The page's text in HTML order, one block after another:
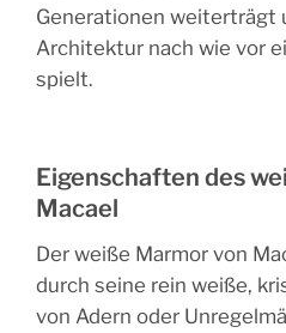
Generationen weiterträgt
Architektur nach wie vor
spielt.
Eigenschaften des
Macael
Der weiße Marmor von
durch seine rein weiße,
von Adern oder